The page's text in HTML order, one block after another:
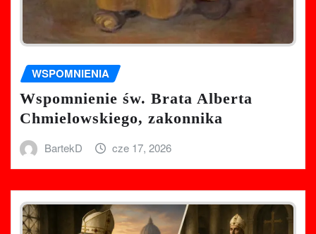
WSPOMNIENIA
Wspomnienie św. Brata Alberta
Chmielowskiego, zakonnika
BartekD cze 17, 2026